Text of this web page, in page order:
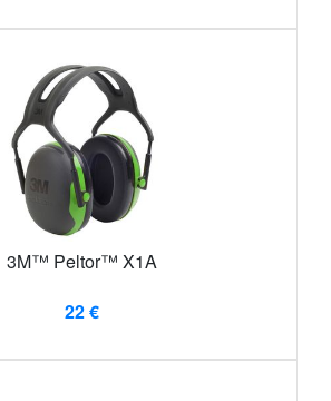
3M™ Peltor™ X1A
22 €